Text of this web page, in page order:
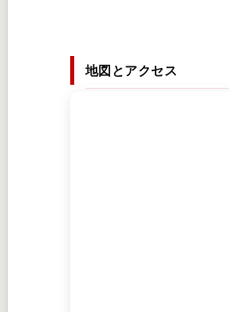
地図とアクセス